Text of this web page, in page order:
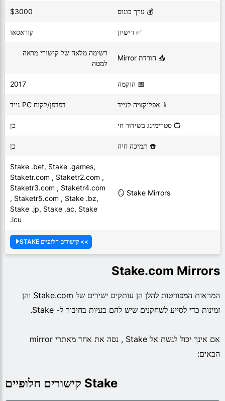
💰 ערך בונוס $3000
✅ רישיון קוראסאו
📥 הורדת Mirror
רשימה מלאה של קישורי מראה
למטה
📅 הוקמה 2017
📱 אפליקציה לנייד דפדפן/לקוח PC נייד
📺 סטרימינג בשידור חי כן
☎️ תמיכה חיה כן
🪞 Stake Mirrors
Stake .bet, Stake .games,
Staketr.com , Staketr2.com ,
Staketr3.com , Staketr4.com
, Staketr5.com , Stake .bz,
Stake .jp, Stake .ac, Stake
.icu
>> קישורים חלופיים STAKE
Stake.com Mirrors
המראות המפורטות להלן הן עותקים ישירים של Stake.com והן
זמינות כדי לסייע לשחקנים שיש להם בעיות בחיבור ל- Stake.
אם אינך יכול לגשת אל Stake , נסה את אחד מאתרי mirror
הבאים:
קישורים חלופיים Stake